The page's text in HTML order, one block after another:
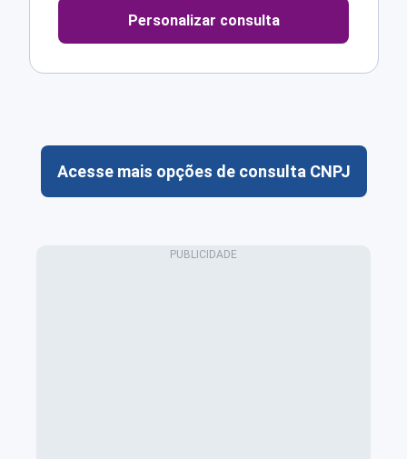
Personalizar consulta
Acesse mais opções de consulta CNPJ